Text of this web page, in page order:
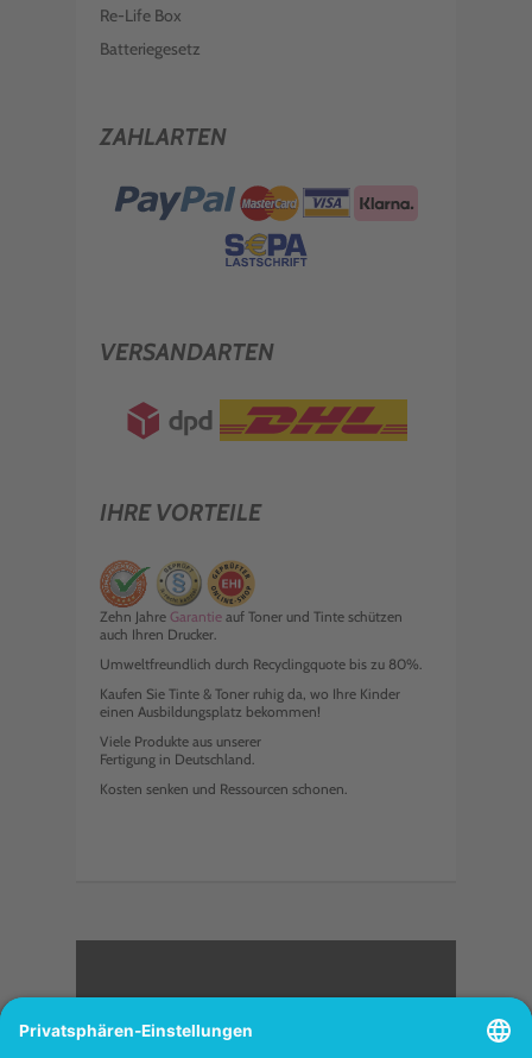
Re-Life Box
Batteriegesetz
ZAHLARTEN
VERSANDARTEN
IHRE VORTEILE
Zehn Jahre Garantie auf Toner und Tinte schützen
auch Ihren Drucker.
Umweltfreundlich durch Recyclingquote bis zu 80%.
Kaufen Sie Tinte & Toner ruhig da, wo Ihre Kinder
einen Ausbildungsplatz bekommen!
Viele Produkte aus unserer
Fertigung in Deutschland.
Kosten senken und Ressourcen schonen.
<